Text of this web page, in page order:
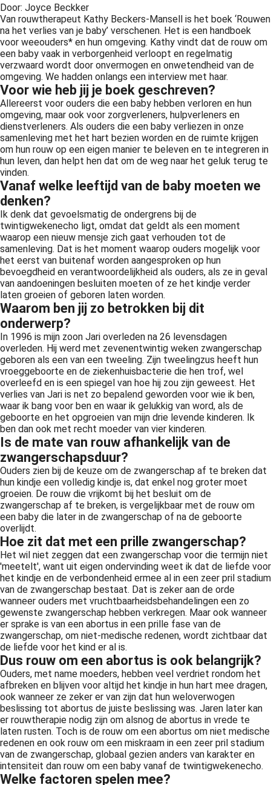
Door: Joyce Beckker
Van rouwtherapeut Kathy Beckers-Mansell is het boek ‘Rouwen
na het verlies van je baby’ verschenen. Het is een handboek
voor weeouders* en hun omgeving. Kathy vindt dat de rouw om
een baby vaak in verborgenheid verloopt en regelmatig
verzwaard wordt door onvermogen en onwetendheid van de
omgeving. We hadden onlangs een interview met haar.
Voor wie heb jij je boek geschreven?
Allereerst voor ouders die een baby hebben verloren en hun
omgeving, maar ook voor zorgverleners, hulpverleners en
dienstverleners. Als ouders die een baby verliezen in onze
samenleving met het hart bezien worden en de ruimte krijgen
om hun rouw op een eigen manier te beleven en te integreren in
hun leven, dan helpt hen dat om de weg naar het geluk terug te
vinden.
Vanaf welke leeftijd van de baby moeten we
denken?
Ik denk dat gevoelsmatig de ondergrens bij de
twintigwekenecho ligt, omdat dat geldt als een moment
waarop een nieuw mensje zich gaat verhouden tot de
samenleving. Dat is het moment waarop ouders mogelijk voor
het eerst van buitenaf worden aangesproken op hun
bevoegdheid en verantwoordelijkheid als ouders, als ze in geval
van aandoeningen besluiten moeten of ze het kindje verder
laten groeien of geboren laten worden.
Waarom ben jij zo betrokken bij dit
onderwerp?
In 1996 is mijn zoon Jari overleden na 26 levensdagen
overleden. Hij werd met zevenentwintig weken zwangerschap
geboren als een van een tweeling. Zijn tweelingzus heeft hun
vroeggeboorte en de ziekenhuisbacterie die hen trof, wel
overleefd en is een spiegel van hoe hij zou zijn geweest. Het
verlies van Jari is net zo bepalend geworden voor wie ik ben,
waar ik bang voor ben en waar ik gelukkig van word, als de
geboorte en het opgroeien van mijn drie levende kinderen. Ik
ben dan ook met recht moeder van vier kinderen.
Is de mate van rouw afhankelijk van de
zwangerschapsduur?
Ouders zien bij de keuze om de zwangerschap af te breken dat
hun kindje een volledig kindje is, dat enkel nog groter moet
groeien. De rouw die vrijkomt bij het besluit om de
zwangerschap af te breken, is vergelijkbaar met de rouw om
een baby die later in de zwangerschap of na de geboorte
overlijdt.
Hoe zit dat met een prille zwangerschap?
Het wil niet zeggen dat een zwangerschap voor die termijn niet
'meetelt', want uit eigen ondervinding weet ik dat de liefde voor
het kindje en de verbondenheid ermee al in een zeer pril stadium
van de zwangerschap bestaat. Dat is zeker aan de orde
wanneer ouders met vruchtbaarheidsbehandelingen een zo
gewenste zwangerschap hebben verkregen. Maar ook wanneer
er sprake is van een abortus in een prille fase van de
zwangerschap, om niet-medische redenen, wordt zichtbaar dat
de liefde voor het kind er al is.
Dus rouw om een abortus is ook belangrijk?
Ouders, met name moeders, hebben veel verdriet rondom het
afbreken en blijven voor altijd het kindje in hun hart mee dragen,
ook wanneer ze zeker er van zijn dat hun weloverwogen
beslissing tot abortus de juiste beslissing was. Jaren later kan
er rouwtherapie nodig zijn om alsnog de abortus in vrede te
laten rusten. Toch is de rouw om een abortus om niet medische
redenen en ook rouw om een miskraam in een zeer pril stadium
van de zwangerschap, globaal gezien anders van karakter en
intensiteit dan rouw om een baby vanaf de twintigwekenecho.
Welke factoren spelen mee?
van